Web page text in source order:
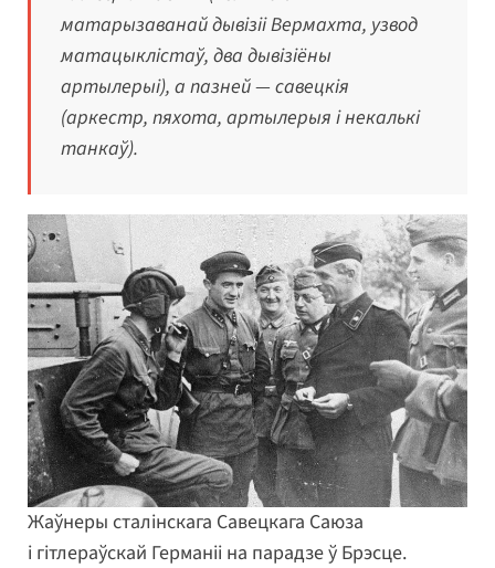
матарызаванай дывізіі Вермахта, узвод
матацыклістаў, два дывізіёны
артылерыі), а пазней — савецкія
(аркестр, пяхота, артылерыя і некалькі
танкаў).
Жаўнеры сталінскага Савецкага Саюза
і гітлераўскай Германіі на парадзе ў Брэсце.